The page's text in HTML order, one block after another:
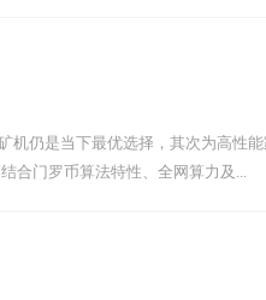
机仍是当下最优选择，其次为高性
合门罗币算法特性、全网算力及...